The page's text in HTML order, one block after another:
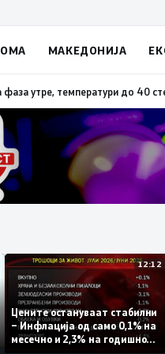
МАКЕДОНИЈА
Свечената академија по
Цените остануваат
– Инфлација од само 0,1%
месечно и 2,3% на годишно